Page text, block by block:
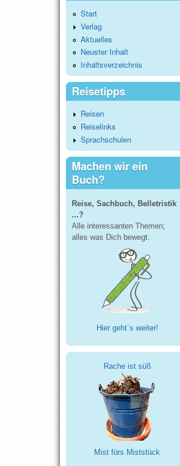
Start
Verlag
Aktuelles
Neuster Inhalt
Inhaltsverzeichnis
Reisetipps
Reisen
Reiselinks
Sprachschulen
Machen wir ein
Buch?
Reise, Sachbuch, Belletristik
...?
Alle interessanten Themen;
alles was Dich bewegt.
Hier geht´s weiter!
Rache ist süß
Mist fürs Miststück